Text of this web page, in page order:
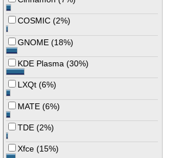
COSMIC (2%)
GNOME (18%)
KDE Plasma (30%)
LXQt (6%)
MATE (6%)
TDE (2%)
Xfce (15%)